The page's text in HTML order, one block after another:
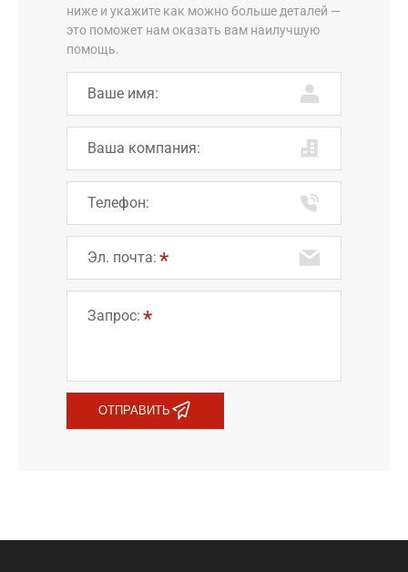
ниже и укажите как можно больше деталей —
это поможет нам оказать вам наилучшую
помощь.
Ваше имя:
Ваша компания:
Телефон:
Эл. почта:
Запрос:
ОТПРАВИТЬ